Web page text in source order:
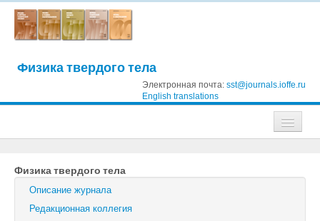
Физика твердого тела
Электронная почта: sst@journals.ioffe.ru
English translations
Журнал технической физики
Письма в Журнал технической физики
Физика твердого тела
Описание журнала
Редакционная коллегия